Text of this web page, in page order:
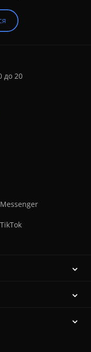
до 20
Messenger
TikTok